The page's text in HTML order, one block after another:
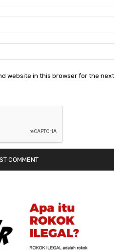
website in this browser for the next